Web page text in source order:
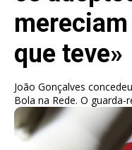
que teve»
João Gonçalves
Bola na Rede. O